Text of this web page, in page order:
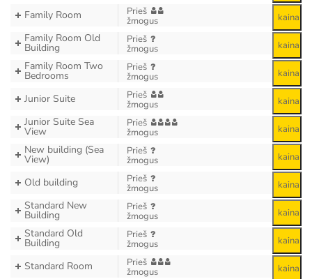
Family Room Prieš
žmogus kaina
Family Room Old
Building
Prieš
žmogus kaina
Family Room Two
Bedrooms
Prieš
žmogus kaina
Junior Suite Prieš
žmogus kaina
Junior Suite Sea
View
Prieš
žmogus kaina
New building (Sea
View)
Prieš
žmogus kaina
Old building Prieš
žmogus kaina
Standard New
Building
Prieš
žmogus kaina
Standard Old
Building
Prieš
žmogus kaina
Standard Room Prieš
žmogus kaina